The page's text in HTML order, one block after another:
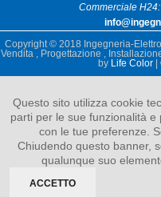
Commerciale H24:
Copyright © 2018 Ingegneria-
Vendita , Progettazione ,
by Life Color
Questo sito utilizza cookie
parti per le sue funzionalità
con le tue preferenze.
Chiudendo questo banner,
qualunque suo
ACCETTO